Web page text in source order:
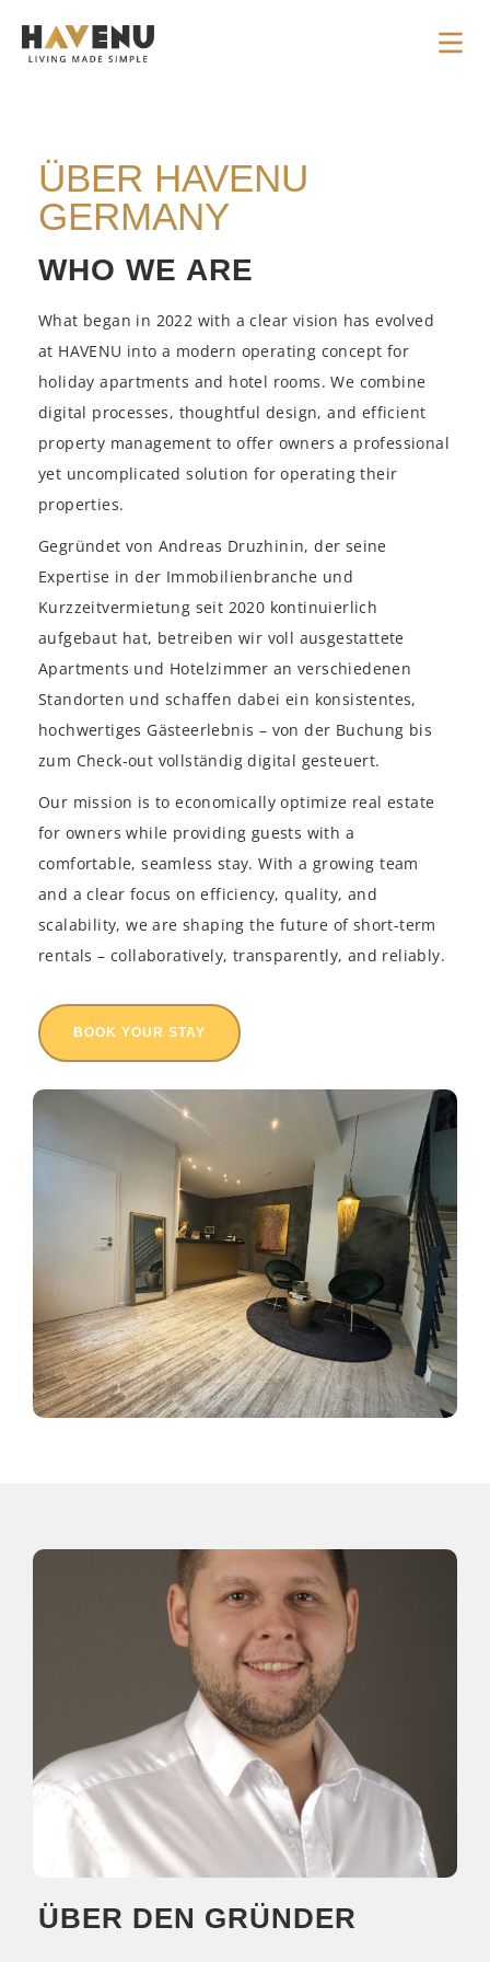
ÜBER HAVENU
GERMANY
WHO WE ARE
What began in 2022 with a clear vision has evolved
at HAVENU into a modern operating concept for
holiday apartments and hotel rooms. We combine
digital processes, thoughtful design, and efficient
property management to offer owners a professional
yet uncomplicated solution for operating their
properties.
Gegründet von Andreas Druzhinin, der seine
Expertise in der Immobilienbranche und
Kurzzeitvermietung seit 2020 kontinuierlich
aufgebaut hat, betreiben wir voll ausgestattete
Apartments und Hotelzimmer an verschiedenen
Standorten und schaffen dabei ein konsistentes,
hochwertiges Gästeerlebnis – von der Buchung bis
zum Check-out vollständig digital gesteuert.
Our mission is to economically optimize real estate
for owners while providing guests with a
comfortable, seamless stay. With a growing team
and a clear focus on efficiency, quality, and
scalability, we are shaping the future of short-term
rentals – collaboratively, transparently, and reliably.
BOOK YOUR STAY
ÜBER DEN GRÜNDER